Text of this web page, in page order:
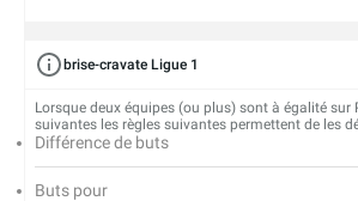
brise-cravate Ligue 1
Lorsque deux équipes (ou plus) sont à égalité sur
suivantes les règles suivantes permettent de les
Différence de buts
Buts pour